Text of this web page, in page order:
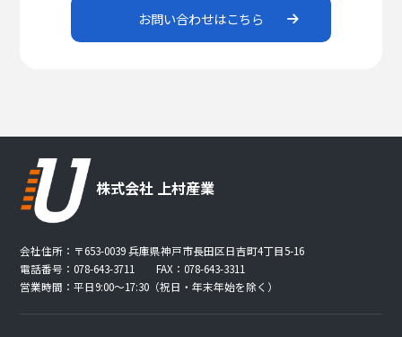
お問い合わせはこちら
株式会社 上村産業
会社住所：〒653-0039 兵庫県神戸市長田区日吉町4丁目5-16
電話番号：078-643-3711 FAX：078-643-3311
営業時間：平日9:00〜17:30（祝日・年末年始を除く）